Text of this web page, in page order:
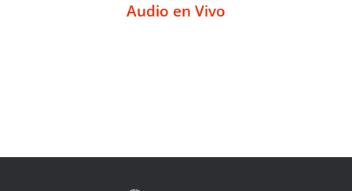
Audio en Vivo